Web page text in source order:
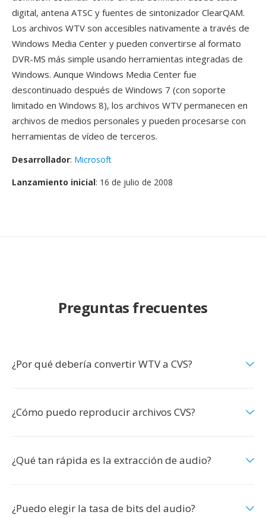
digital, antena ATSC y fuentes de sintonizador ClearQAM.
Los archivos WTV son accesibles nativamente a través de
Windows Media Center y pueden convertirse al formato
DVR-MS más simple usando herramientas integradas de
Windows. Aunque Windows Media Center fue
descontinuado después de Windows 7 (con soporte
limitado en Windows 8), los archivos WTV permanecen en
archivos de medios personales y pueden procesarse con
herramientas de vídeo de terceros.
Desarrollador: Microsoft
Lanzamiento inicial: 16 de julio de 2008
Preguntas frecuentes
¿Por qué debería convertir WTV a CVS?
¿Cómo puedo reproducir archivos CVS?
¿Qué tan rápida es la extracción de audio?
¿Puedo elegir la tasa de bits del audio?